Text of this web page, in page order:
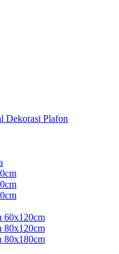
Dekorasi Plafon
60x120cm
80x120cm
80x180cm